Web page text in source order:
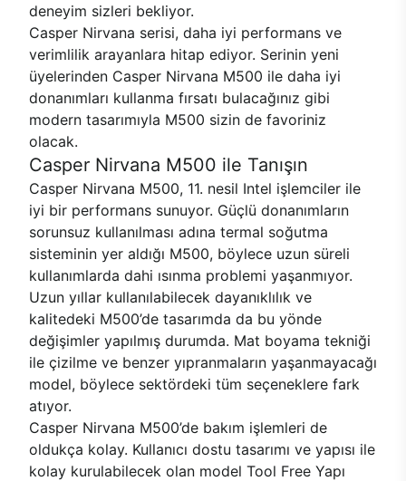
deneyim sizleri bekliyor.
Casper Nirvana serisi, daha iyi performans ve
verimlilik arayanlara hitap ediyor. Serinin yeni
üyelerinden Casper Nirvana M500 ile daha iyi
donanımları kullanma fırsatı bulacağınız gibi
modern tasarımıyla M500 sizin de favoriniz
olacak.
Casper Nirvana M500 ile Tanışın
Casper Nirvana M500, 11. nesil Intel işlemciler ile
iyi bir performans sunuyor. Güçlü donanımların
sorunsuz kullanılması adına termal soğutma
sisteminin yer aldığı M500, böylece uzun süreli
kullanımlarda dahi ısınma problemi yaşanmıyor.
Uzun yıllar kullanılabilecek dayanıklılık ve
kalitedeki M500’de tasarımda da bu yönde
değişimler yapılmış durumda. Mat boyama tekniği
ile çizilme ve benzer yıpranmaların yaşanmayacağı
model, böylece sektördeki tüm seçeneklere fark
atıyor.
Casper Nirvana M500’de bakım işlemleri de
oldukça kolay. Kullanıcı dostu tasarımı ve yapısı ile
kolay kurulabilecek olan model Tool Free Yapı